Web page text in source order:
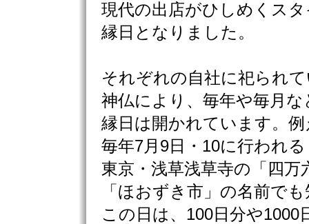
現代の出店がひしめくス
縁日となりました。
それぞれの自社に祀られ
神仏により、毎年や毎月な
縁日は開かれています。例
毎年7月9日・10に行われる
東京・浅草浅草寺の「四万
「ほおずき市」の名前で
この日は、100日分や1000